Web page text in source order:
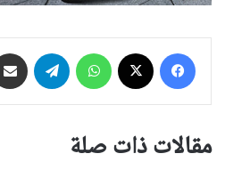
فيسبوك واتساب تيلقرام
مقالات ذات صلة